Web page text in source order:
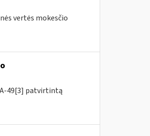
vertės mokesčio
49[3] patvirtintą